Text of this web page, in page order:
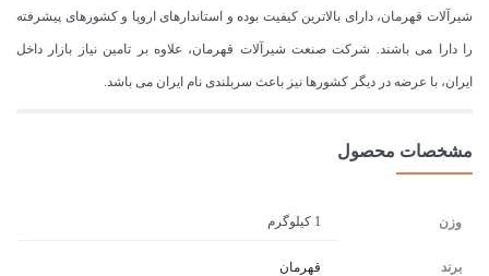
شیرآلات قهرمان، دارای بالاترین کیفیت بوده و استاندارهای اروپا و کشورهای پیشرفته
را دارا می باشند. شرکت صنعت شیرآلات قهرمان، علاوه بر تامین نیاز بازار داخل
ایران، با عرضه در دیگر کشورها نیز باعث سربلندی نام ایران می باشد.
مشخصات محصول
وزن 1 کیلوگرم
برند قهرمان